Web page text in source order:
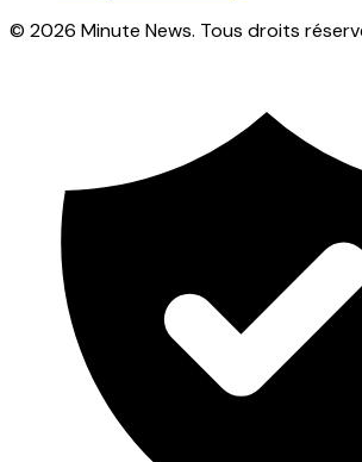
© 2026 Minute News. Tous droits